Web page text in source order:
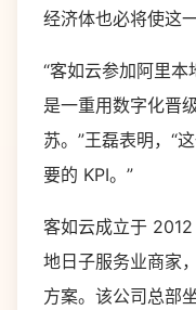
经济体也必将使这
“客如云参加阿里
是一重用数字化晋
苏。”王磊表明，“
要的 KPI。”
客如云成立于
地日子服务业商家
方案。该公司总部